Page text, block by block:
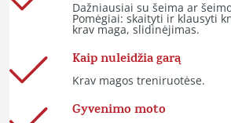
Dažniausiai su šeima ar
Pomėgiai: skaityti ir klausyti
krav maga, slidinėjimas.
Kaip nuleidžia garą
Krav magos treniruotėse.
Gyvenimo moto